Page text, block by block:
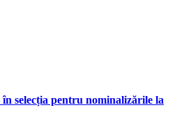
selecția pentru nominalizările la